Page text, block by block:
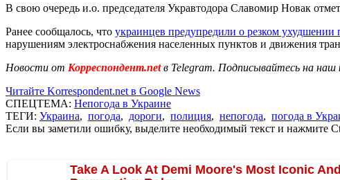
В свою очередь и.о. председателя Укравтодора Славомир Новак
Ранее сообщалось, что украинцев предупредили о резком ухудшении
нарушениям электроснабжения населенных пунктов и движения
Новости от Корреспондент.netв Telegram. Подписывайтесь на наш
Читайте Korrespondent.net в Google News
СПЕЦТЕМА: Непогода в Украине
ТЕГИ: Украина, погода, дороги, полиция, непогода, погода в
Если вы заметили ошибку, выделите необходимый текст и нажмите